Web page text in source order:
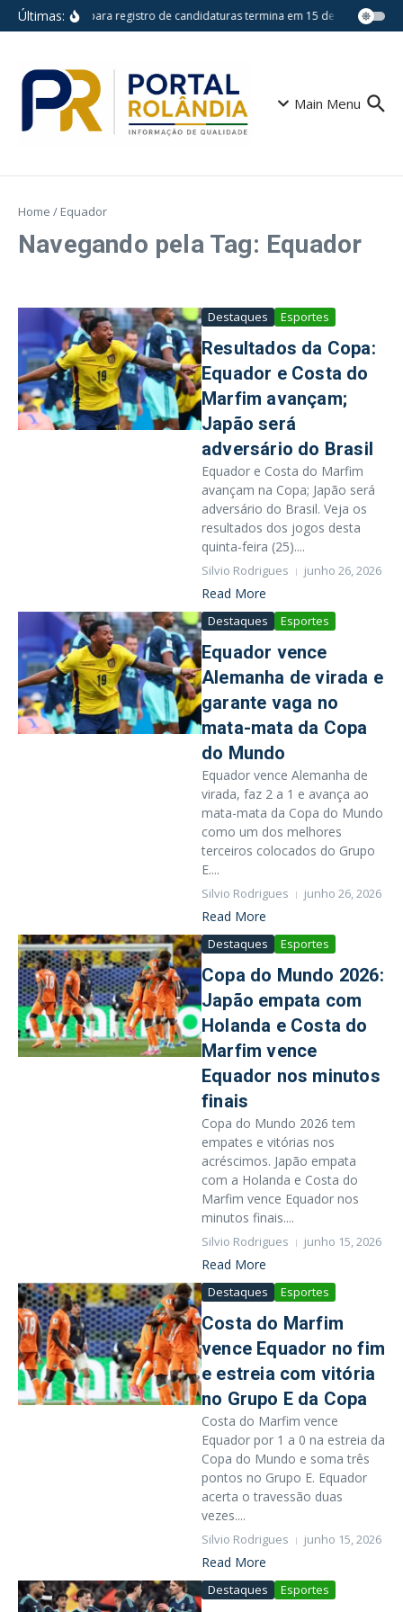
Ir para o conteúdo
Últimas:Prazo para registro de candidaturas termina em 15 de agosto
Main Menu
Home / Equador
Navegando pela Tag: Equador
Destaques Esportes
Resultados da Copa:
Equador e Costa do
Marfim avançam;
Japão será
adversário do Brasil
Equador e Costa do Marfim
avançam na Copa; Japão será
adversário do Brasil. Veja os
resultados dos jogos desta
quinta-feira (25)....
Silvio Rodrigues junho 26, 2026
Read More
Destaques Esportes
Equador vence
Alemanha de virada e
garante vaga no
mata-mata da Copa
do Mundo
Equador vence Alemanha de
virada, faz 2 a 1 e avança ao
mata-mata da Copa do Mundo
como um dos melhores
terceiros colocados do Grupo
E....
Silvio Rodrigues junho 26, 2026
Read More
Destaques Esportes
Copa do Mundo 2026:
Japão empata com
Holanda e Costa do
Marfim vence
Equador nos minutos
finais
Copa do Mundo 2026 tem
empates e vitórias nos
acréscimos. Japão empata
com a Holanda e Costa do
Marfim vence Equador nos
minutos finais....
Silvio Rodrigues junho 15, 2026
Read More
Destaques Esportes
Costa do Marfim
vence Equador no fim
e estreia com vitória
no Grupo E da Copa
Costa do Marfim vence
Equador por 1 a 0 na estreia da
Copa do Mundo e soma três
pontos no Grupo E. Equador
acerta o travessão duas
vezes....
Silvio Rodrigues junho 15, 2026
Read More
Destaques Esportes